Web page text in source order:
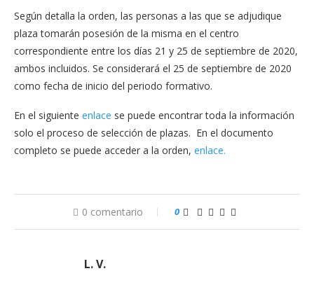
Según detalla la orden, las personas a las que se adjudique
plaza tomarán posesión de la misma en el centro
correspondiente entre los días 21 y 25 de septiembre de 2020,
ambos incluidos. Se considerará el 25 de septiembre de 2020
como fecha de inicio del periodo formativo.
En el siguiente enlace se puede encontrar toda la información
solo el proceso de selección de plazas. En el documento
completo se puede acceder a la orden, enlace.
0 comentario 0
L. V.